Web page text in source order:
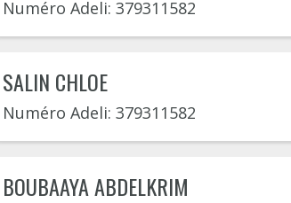
Numéro Adeli: 379311582
SALIN CHLOE
Numéro Adeli: 379311582
BOUBAAYA ABDELKRIM